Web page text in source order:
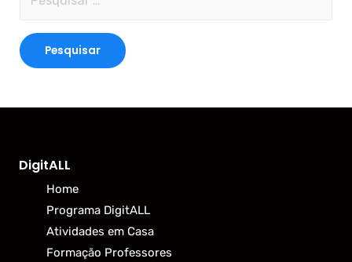
DigitALL
Home
Programa DigitALL
Atividades em Casa
Formação Professores